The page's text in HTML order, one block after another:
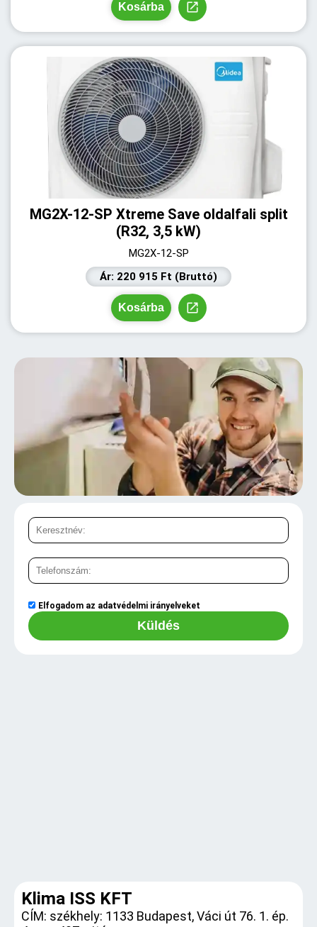
Kosárba
MG2X-12-SP Xtreme Save oldalfali split
(R32, 3,5 kW)
MG2X-12-SP
Ár: 220 915 Ft (Bruttó)
Kosárba
Elfogadom az adatvédelmi irányelveket
Küldés
Klima ISS KFT
CÍM: székhely: 1133 Budapest, Váci út 76. 1. ép.